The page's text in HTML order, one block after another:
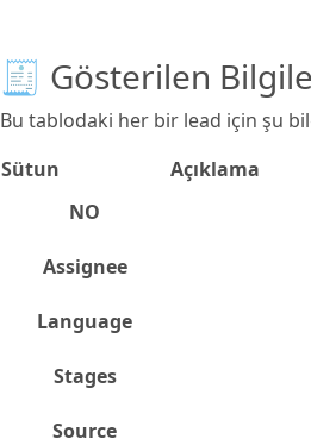
🧾 Gösterilen
Bu tablodaki her bir lead için şu
Sütun
Açıklama
NO
Assignee
Language
Stages
Source